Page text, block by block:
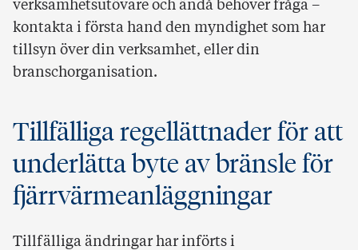
verksamhetsutövare och ändå behöver fråga –
kontakta i första hand den myndighet som har
tillsyn över din verksamhet, eller din
branschorganisation.
Tillfälliga regellättnader för att
underlätta byte av bränsle för
fjärrvärmeanläggningar
Tillfälliga ändringar har införts i